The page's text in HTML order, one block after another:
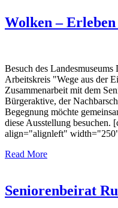
Wolken –
Besuch des
Arbeitskreis "Wege aus der
Zusammenarbeit mit dem
Bürgeraktive, der
Begegnung möchte
diese Ausstellung besuchen.
align="alignleft"
Read More
Seniorenbeirat